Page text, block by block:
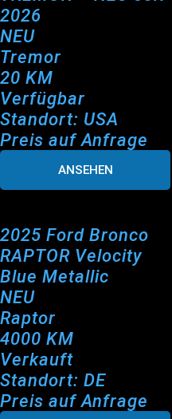
2026
NEU
Tremor
20 KM
Verfügbar
Standort: USA
Preis auf Anfrage
ANSEHEN
2025 Ford Bronco
RAPTOR Velocity
Blue Metallic
NEU
Raptor
4000 KM
Verkauft
Standort: DE
Preis auf Anfrage